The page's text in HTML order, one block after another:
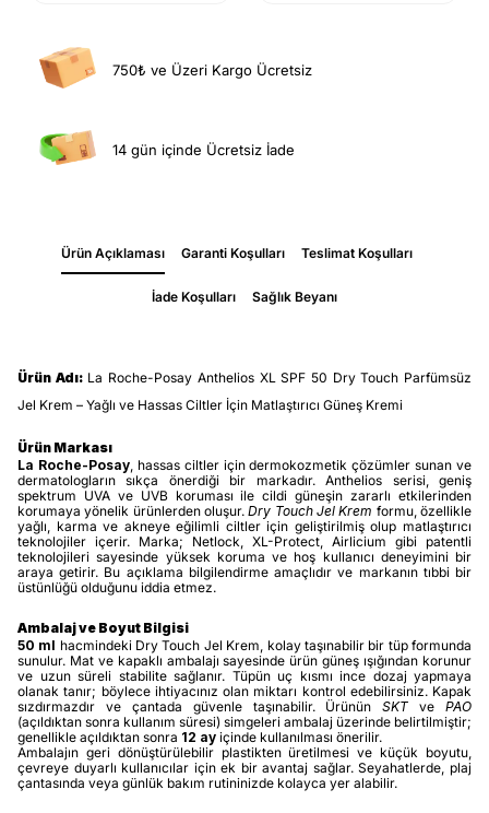
750₺ ve Üzeri Kargo Ücretsiz
14 gün içinde Ücretsiz İade
Ürün Açıklaması Garanti Koşulları Teslimat Koşulları
İade Koşulları Sağlık Beyanı
Ürün Adı: La Roche-Posay Anthelios XL SPF 50 Dry Touch Parfümsüz
Jel Krem – Yağlı ve Hassas Ciltler İçin Matlaştırıcı Güneş Kremi
Ürün Markası
La Roche-Posay, hassas ciltler için dermokozmetik çözümler sunan ve
dermatologların sıkça önerdiği bir markadır. Anthelios serisi, geniş
spektrum UVA ve UVB koruması ile cildi güneşin zararlı etkilerinden
korumaya yönelik ürünlerden oluşur.Dry Touch Jel Krem formu, özellikle
yağlı, karma ve akneye eğilimli ciltler için geliştirilmiş olup matlaştırıcı
teknolojiler içerir. Marka; Netlock, XL-Protect, Airlicium gibi patentli
teknolojileri sayesinde yüksek koruma ve hoş kullanıcı deneyimini bir
araya getirir. Bu açıklama bilgilendirme amaçlıdır ve markanın tıbbi bir
üstünlüğü olduğunu iddia etmez.
Ambalaj ve Boyut Bilgisi
50 ml hacmindeki Dry Touch Jel Krem, kolay taşınabilir bir tüp formunda
sunulur. Mat ve kapaklı ambalajı sayesinde ürün güneş ışığından korunur
ve uzun süreli stabilite sağlanır. Tüpün uç kısmı ince dozaj yapmaya
olanak tanır; böylece ihtiyacınız olan miktarı kontrol edebilirsiniz. Kapak
sızdırmazdır ve çantada güvenle taşınabilir. ÜrününSKT ve PAO
(açıldıktan sonra kullanım süresi) simgeleri ambalaj üzerinde belirtilmiştir;
genellikle açıldıktan sonra 12 ay içinde kullanılması önerilir.
Ambalajın geri dönüştürülebilir plastikten üretilmesi ve küçük boyutu,
çevreye duyarlı kullanıcılar için ek bir avantaj sağlar. Seyahatlerde, plaj
çantasında veya günlük bakım rutininizde kolayca yer alabilir.